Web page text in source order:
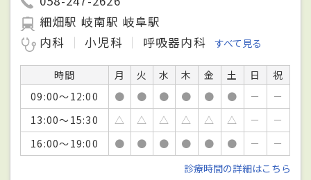
細畑駅 岐南駅 岐阜駅
内科
小児科 呼吸器内科 すべて見る
時間 月 火 水 木 金 土 日
祝
09:00～12:00
● ● ● ● ● ● －
－
13:00～15:30
△ △ △ △ △ △ －
－
16:00～19:00
● ● ● ● ● ● －
－
診療時間の詳細はこちら